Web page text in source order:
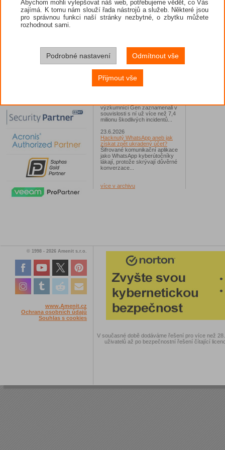
26.6.2026
ESET: S příchodem léta
zaplavují Česko falešné mobilní
Chase Home App či Candy
Race Launcher. Hlavním cílem
útočníků bylo v tomto případě
Polsko, následováno Českem a
Slovenskem...
24.6.2026
výzkumníci Gen zaznamenali v
souvislosti s ní už více než 7,4
milionu škodlivých incidentů...
23.6.2026
Hacknutý WhatsApp aneb jak
získat zpět ukradený účet?
Šifrované komunikační aplikace
jako WhatsApp kyberútočníky
lákají, protože skrývají důvěrné
konverzace...
více v archivu
© 1998 - 2026 Amenit s.r.o.
www.Amenit.cz
Ochrana osobních údajů
Souhlas s cookies
V současné době dodáváme řešení pro více než
uživatelů až po bezpečnostní řešení čítající
Abychom mohli vylepšovat náš web, potřebujeme vědět, co Vás
zajímá. K tomu nám slouží řada nástrojů a služeb. Některé jsou
pro správnou funkci naší stránky nezbytné, o zbytku můžete
rozhodnout sami.
Podrobné nastavení Odmítnout vše
Přijmout vše